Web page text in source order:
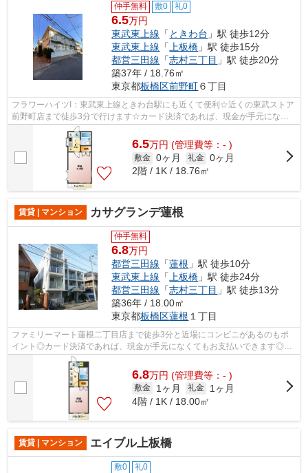
仲手無料 敷0 礼0
6.5万円
東武東上線 「ときわ台 」駅 徒歩12分
東武東上線 「 上板橋 」駅 徒歩15分
都営三田線 「志村三丁目 」駅 徒歩20分
築37年 / 18.76㎡
東京都板橋区前野町６丁目
フラワーハイツI：東武東上線ときわ台駅にも近くて便利☆近くの東武ストア
前野町店まで徒歩3分で行けます☆カード決済であれば、現金が手元になく
てもお支払いできます☆こちらの物件は...
6.5万円 (管理費等：- )
敷金 0ヶ月 礼金 0ヶ月
2階 / 1K / 18.76㎡
賃貸 | マンション カサグランデ蓮根
仲手無料
6.8万円
都営三田線 「蓮根 」駅 徒歩10分
東武東上線 「上板橋 」駅 徒歩24分
都営三田線 「志村三丁目 」駅 徒歩13分
築36年 / 18.00㎡
東京都板橋区蓮根 １丁目
ファミリーマート蓮根二丁目店まで徒歩3分と近場にコンビニがあるのもポ
イント◎カード決済であれば、現金が手元になくてもお支払いできます◎夏
場の電気代も安く抑えられる通風良好で快...
6.8万円 (管理費等：- )
敷金 1ヶ月 礼金
1ヶ月
4階 / 1K / 18.00㎡
賃貸 | マンション エイブル上板橋
敷0 礼0